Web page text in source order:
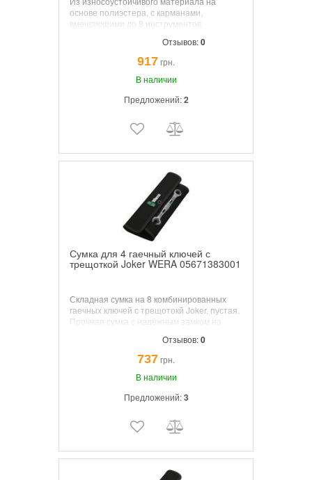
основе полиэстера, с карманами,
вмещающими до 8 инструментов,
соединены заклепками, с карабином.
Отзывов:0
917грн.
В наличии
Предложений:2
Сумка для 4 гаечный ключей с
трещоткой Joker WERA 05671383001
Складная сумка на 8 комбинированных
гаечных ключей с трещотокй Joker, пустая.
Прочная сумка с надёжным замком на
Рассчитана на 8 комбинированных
гаечных ключей с трещоткой Joker, Joker
Double, Joker Switch. Износо-влаго
Отзывов:0
737грн.
В наличии
Предложений:3